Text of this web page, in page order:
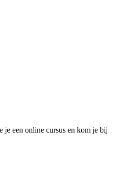
een online cursus en kom je bij